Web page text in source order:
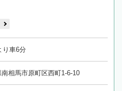
り車6分
相馬市原町区西町1-6-10